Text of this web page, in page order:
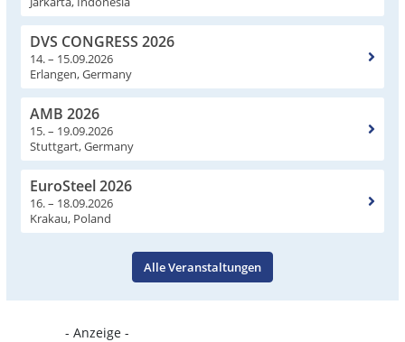
DVS CONGRESS 2026
14. – 15.09.2026
Erlangen, Germany
AMB 2026
15. – 19.09.2026
Stuttgart, Germany
EuroSteel 2026
16. – 18.09.2026
Krakau, Poland
Alle Veranstaltungen
- Anzeige -